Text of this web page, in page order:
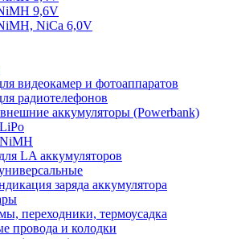
9,6V
NiCa 6,0V
видеокамер и фотоаппаратов
радиотелефонов
аккумуляторы (Powerbank)
NiMH
LA аккумуляторов
заряда аккумулятора
переходники, термоусадка
провода и колодки